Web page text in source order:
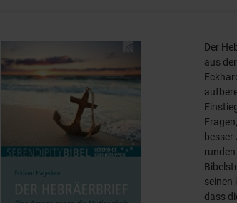
Der
aus
seinen
dass